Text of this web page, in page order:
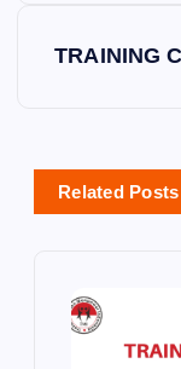
n
a
TRAINING
Related Posts